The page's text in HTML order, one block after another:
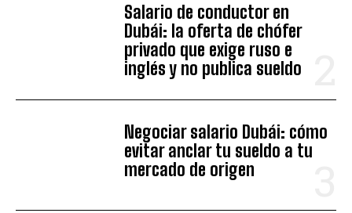
Salario de conductor en
Dubái: la oferta de chófer
privado que exige ruso e
inglés y no publica sueldo
Negociar salario Dubái: cómo
evitar anclar tu sueldo a tu
mercado de origen